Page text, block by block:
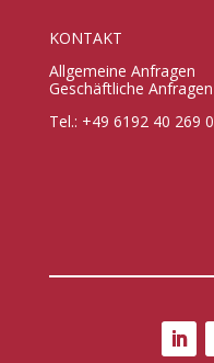
KONTAKT
Allgemeine Anfragen
Geschäftliche Anfragen
Tel.: +49 6192 40 269 0